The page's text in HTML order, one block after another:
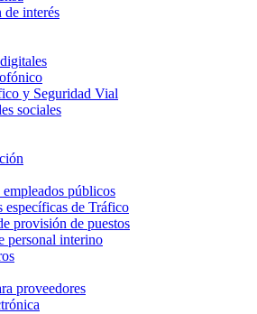
interés
y Seguridad Vial
sociales
empleados públicos
específicas de Tráfico
provisión de puestos
personal interino
proveedores